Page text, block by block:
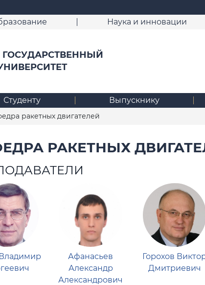
Наука и инновации
Студенту Выпускнику
ракетных двигателей
РАКЕТНЫХ
Афанасьев
Александр
Александрович
Горохов
Дмитриевич